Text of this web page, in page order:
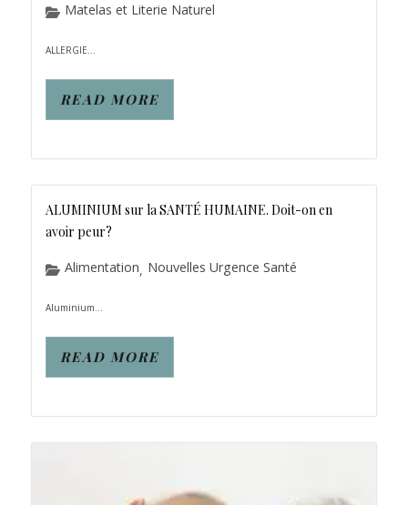
Matelas et Literie Naturel
ALLERGIE...
READ MORE
ALUMINIUM sur la SANTÉ HUMAINE. Doit-on en
avoir peur?
Alimentation, Nouvelles Urgence Santé
Aluminium...
READ MORE